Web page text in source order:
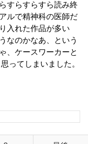
すらすらすら読み終
ルで精神科の医師だ
入れた作品が多い
なのかなあ、という
、ケースワーカーと
ってしまいました。